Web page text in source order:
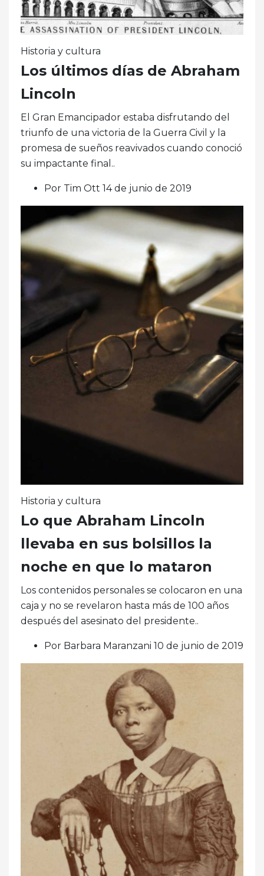
Historia y cultura
Los últimos días de Abraham
Lincoln
El Gran Emancipador estaba disfrutando del
triunfo de una victoria de la Guerra Civil y la
promesa de sueños reavivados cuando conoció
su impactante final..
Por Tim Ott 14 de junio de 2019
Historia y cultura
Lo que Abraham Lincoln
llevaba en sus bolsillos la
noche en que lo mataron
Los contenidos personales se colocaron en una
caja y no se revelaron hasta más de 100 años
después del asesinato del presidente..
Por Barbara Maranzani 10 de junio de 2019